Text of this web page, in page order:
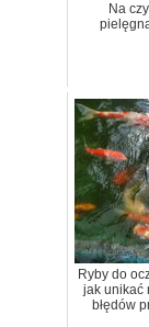
Na
Ryby do
jak unikać
błędów